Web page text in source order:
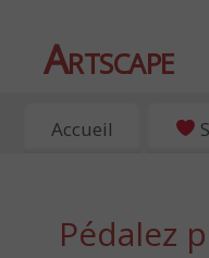
Artscape
EXPOSITIONS,
Accueil
Pédalez